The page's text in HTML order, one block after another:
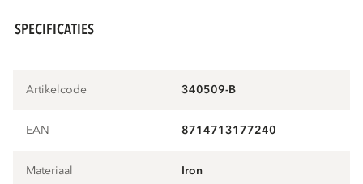
SPECIFICATIES
Artikelcode 340509-B
EAN 8714713177240
Materiaal iron